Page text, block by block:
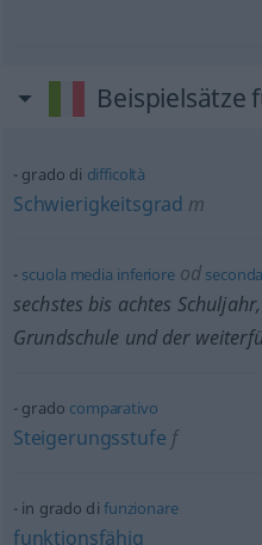
Beispielsätze
grado di difficoltà
Schwierigkeitsgrad m
scuola media inferioreod
sechstes bis achtes
Grundschule und der
grado comparativo
Steigerungsstufe f
in grado di funzionare
funktionsfähig